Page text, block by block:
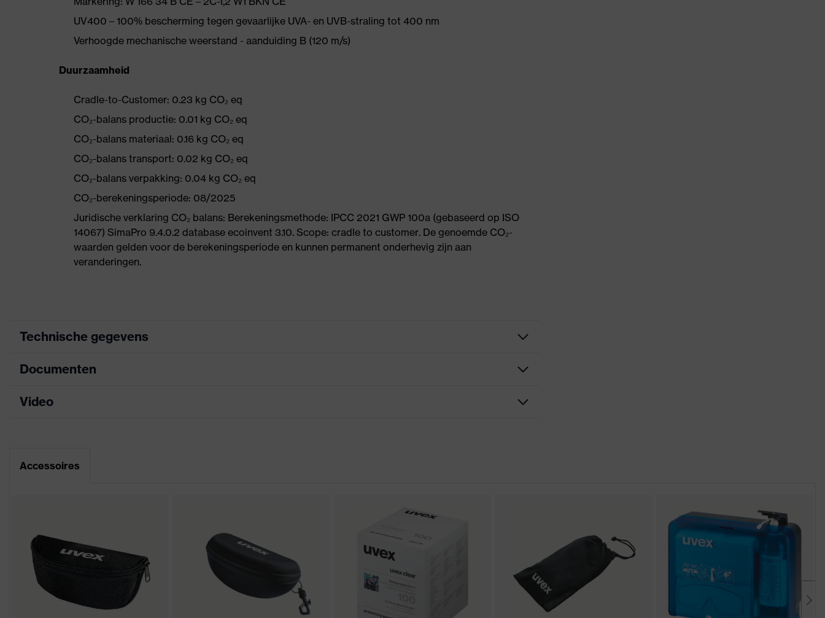
UV400 – 100% bescherming tegen gevaarlijke UVA- en UVB-straling tot 400 nm
Verhoogde mechanische weerstand - aanduiding B (120 m/s)
Duurzaamheid
Cradle-to-Customer: 0.23 kg CO₂ eq
CO₂-balans productie: 0.01 kg CO₂ eq
CO₂-balans materiaal: 0.16 kg CO₂ eq
CO₂-balans transport: 0.02 kg CO₂ eq
CO₂-balans verpakking: 0.04 kg CO₂ eq
CO₂-berekeningsperiode: 08/2025
Juridische verklaring CO₂ balans: Berekeningsmethode: IPCC 2021 GWP 100a (gebaseerd op ISO
14067) SimaPro 9.4.0.2 database ecoinvent 3.10. Scope: cradle to customer. De genoemde CO₂-
waarden gelden voor de berekeningsperiode en kunnen permanent onderhevig zijn aan
veranderingen.
Technische gegevens
Marketingkleur
Coating
coating
Uiterst krasbestendig aan de buitenkant, aan de binnenzijde condensvrij, bestendig tegen
chemicaliën
Eigenschappen
Geen speciale eigenschappen
Documenten
Downloadportaal voor CE-conformiteitsverklaringen
Video
Accessoires